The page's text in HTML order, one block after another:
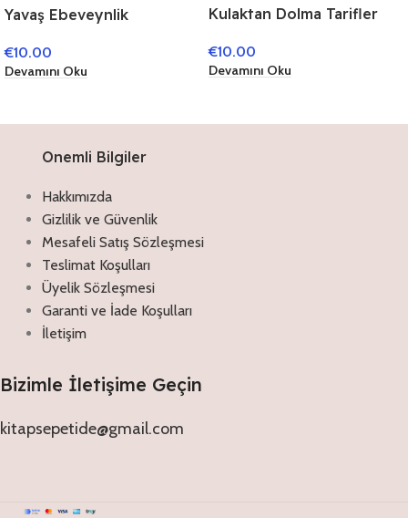
Yavaş Ebeveynlik
€10.00
Devamını Oku
Kulaktan Dolma Tarifler
€10.00
Devamını Oku
Onemli Bilgiler
Hakkımızda
Gizlilik ve Güvenlik
Mesafeli Satış Sözleşmesi
Teslimat Koşulları
Üyelik Sözleşmesi
Garanti ve İade Koşulları
İletişim
Bizimle İletişime Geçin
kitapsepetide@gmail.com